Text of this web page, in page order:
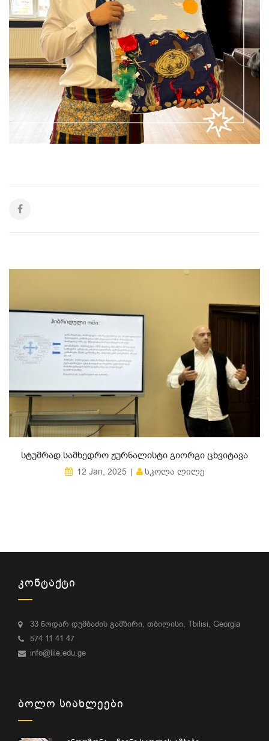
ᲡᲢᲣᲛᲠᲐᲓ ᲡᲐᲛᲮᲔᲓᲠᲝ ᲟᲣᲠᲜᲐᲚᲘᲡᲢᲘ ᲒᲘᲝᲠᲒᲘ ᲪᲮᲕᲘᲢᲐᲕᲐ
12 Jan, 2025 ᲡᲙᲝᲚᲐ ᲚᲘᲚᲔ
ᲙᲝᲜᲢᲐᲥᲢᲘ
33 ნოდარ დუმბაძის გამზირი, თბილისი, Tbilisi, Georgia
574 11 41 47
info@lile.edu.ge
ᲑᲝᲚᲝ ᲡᲘᲐᲮᲚᲔᲔᲑᲘ